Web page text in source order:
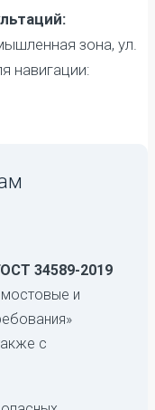
зона, ул.
навигации:
34589-2019
и
с